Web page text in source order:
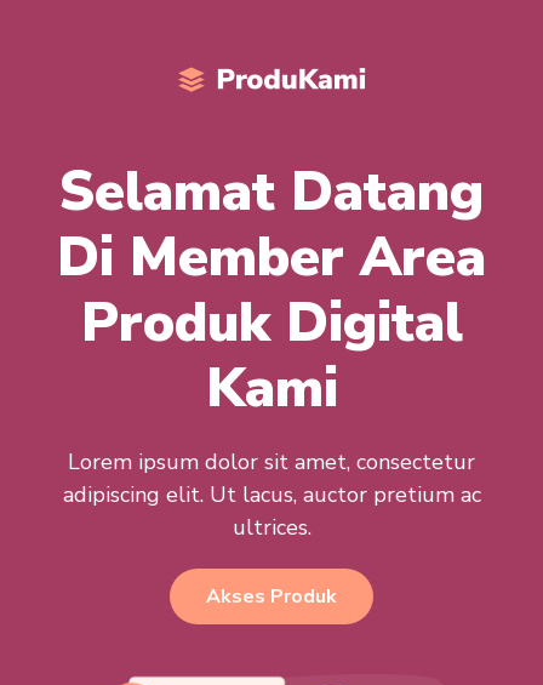
Selamat Datang
Di Member Area
Produk Digital
Kami
Lorem ipsum dolor sit amet, consectetur
adipiscing elit. Ut lacus, auctor pretium ac
ultrices.
Akses Produk